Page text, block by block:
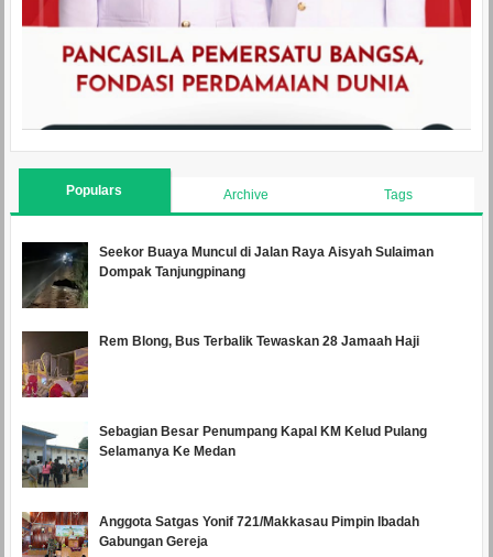
Populars Archive Tags
Seekor Buaya Muncul di Jalan Raya Aisyah Sulaiman
Dompak Tanjungpinang
Rem Blong, Bus Terbalik Tewaskan 28 Jamaah Haji
Sebagian Besar Penumpang Kapal KM Kelud Pulang
Selamanya Ke Medan
Anggota Satgas Yonif 721/Makkasau Pimpin Ibadah
Gabungan Gereja